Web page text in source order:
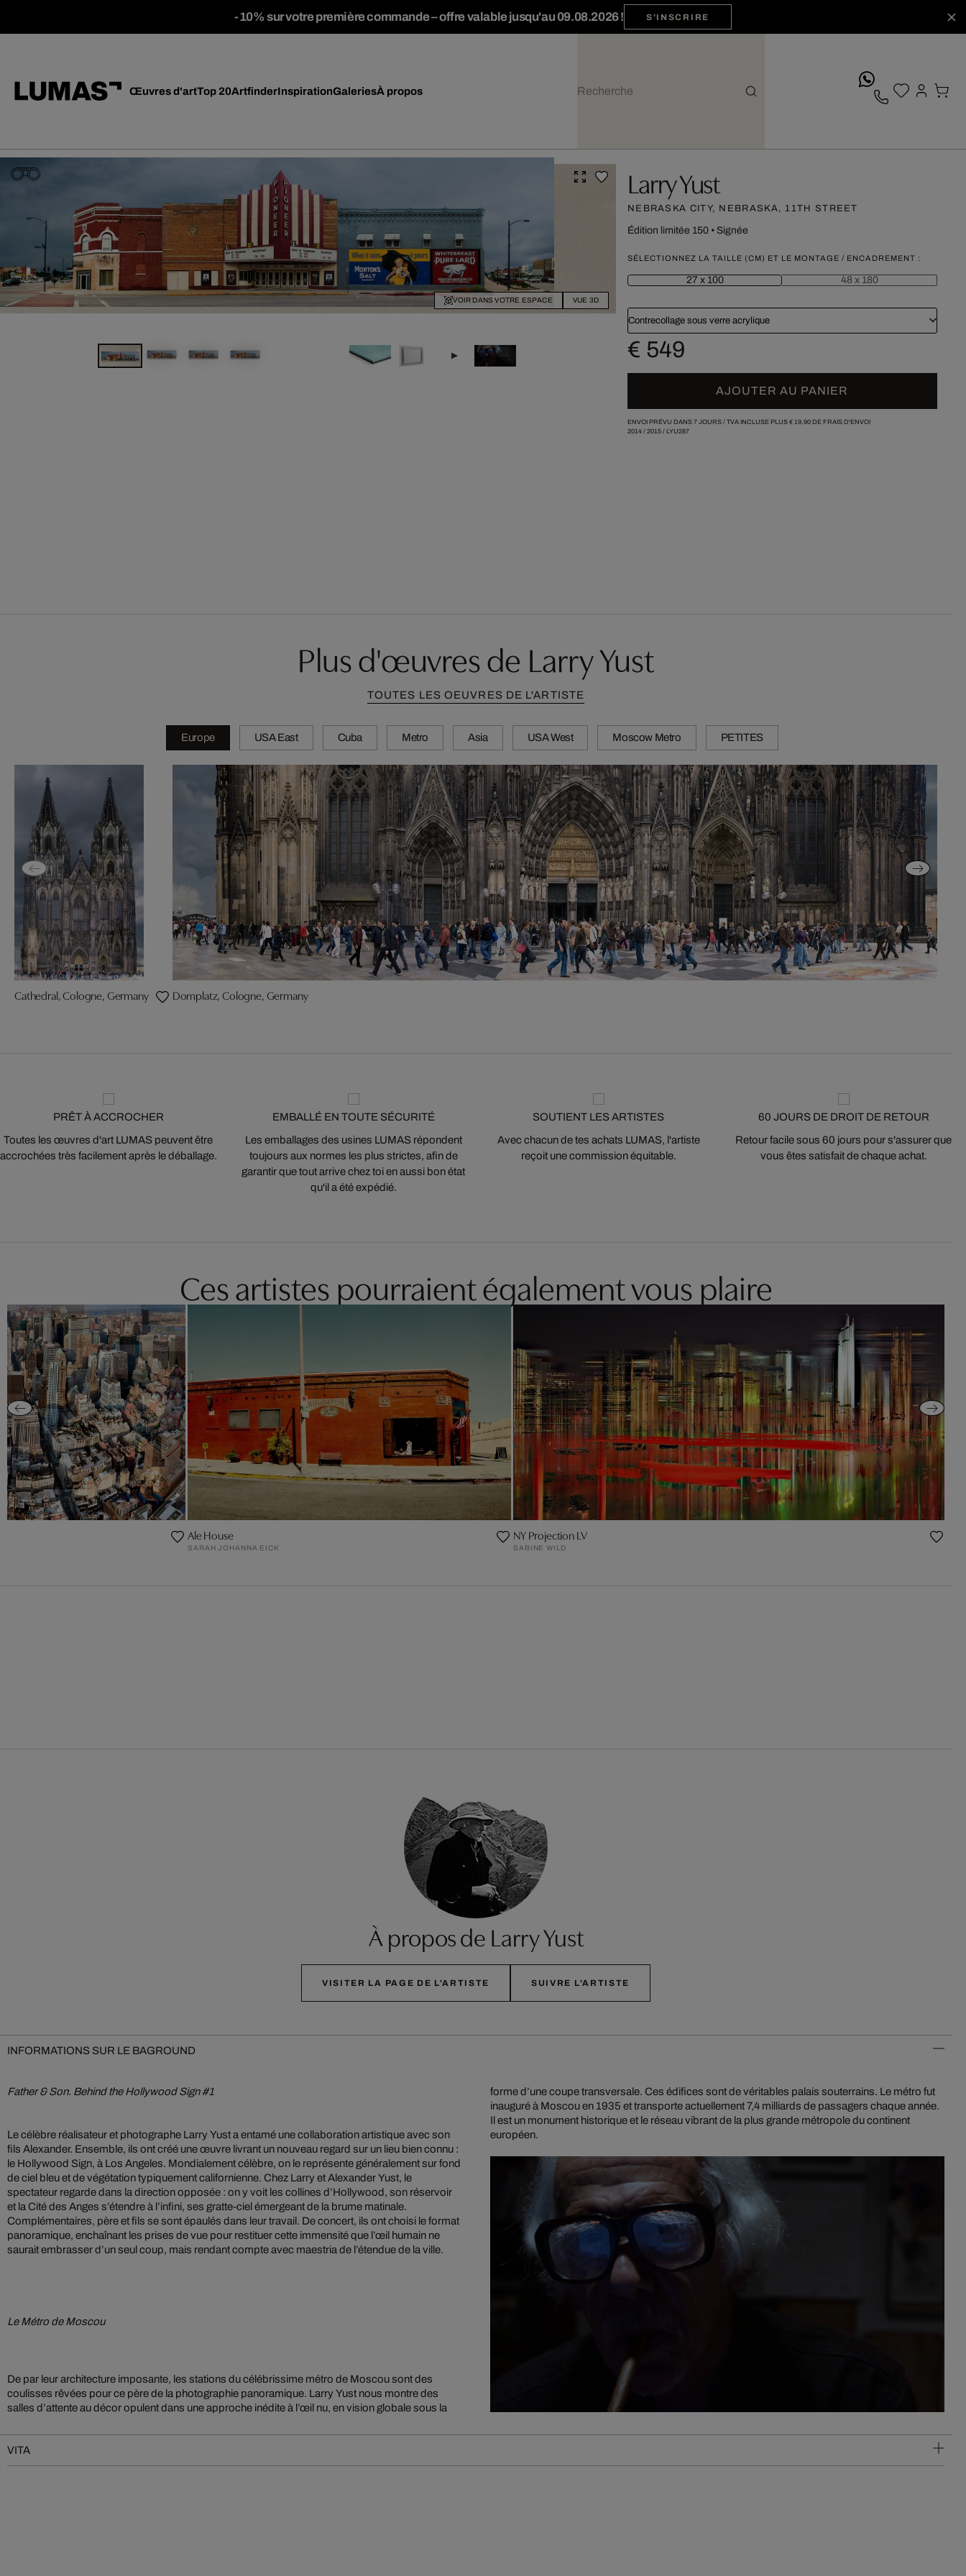
-10% sur votre première commande – offre valable jusqu'au 09.08.2026 ! S'INSCRIRE
Œuvres d'artTop 20ArtfinderInspirationGaleriesÀ propos
VOIR DANS VOTRE ESPACE VUE 3D
Larry Yust
NEBRASKA CITY, NEBRASKA, 11TH STREET
Édition limitée 150• Signée
SÉLECTIONNEZ LA TAILLE (CM) ET LE MONTAGE / ENCADREMENT :
27 x 100 48 x 180
Contrecollage sous verre acrylique
€ 549
AJOUTER AU PANIER
ENVOI PRÉVU DANS 7 JOURS / TVA INCLUSE PLUS € 19,90DE FRAIS D'ENVOI
2014/ 2015/ LYU287
Plus d'œuvres de Larry Yust
TOUTES LES OEUVRES DE L'ARTISTE
Europe USA East Cuba Metro Asia USA West Moscow Metro PETITES
Cathedral, Cologne, Germany Domplatz, Cologne, Germany
PRÊT À ACCROCHER
Toutes les œuvres d'art LUMAS peuvent être
accrochées très facilement après le déballage.
EMBALLÉ EN TOUTE SÉCURITÉ
Les emballages des usines LUMAS répondent
toujours aux normes les plus strictes, afin de
garantir que tout arrive chez toi en aussi bon état
qu'il a été expédié.
SOUTIENT LES ARTISTES
Avec chacun de tes achats LUMAS, l'artiste
reçoit une commission équitable.
60 JOURS DE DROIT DE RETOUR
Retour facile sous 60 jours pour s'assurer que
vous êtes satisfait de chaque achat.
Ces artistes pourraient également vous plaire
Ale House
SARAH JOHANNA EICK
NY Projection LV
SABINE WILD
À propos de Larry Yust
VISITER LA PAGE DE L'ARTISTE SUIVRE L'ARTISTE
INFORMATIONS SUR LE BAGROUND
Father & Son. Behind the Hollywood Sign #1
Le célèbre réalisateur et photographe Larry Yust a entamé une collaboration artistique avec son
fils Alexander. Ensemble, ils ont créé une œuvre livrant un nouveau regard sur un lieu bien connu :
le Hollywood Sign, à Los Angeles. Mondialement célèbre, on le représente généralement sur fond
de ciel bleu et de végétation typiquement californienne. Chez Larry et Alexander Yust, le
spectateur regarde dans la direction opposée : on y voit les collines d’Hollywood, son réservoir
et la Cité des Anges s’étendre à l’infini, ses gratte-ciel émergeant de la brume matinale.
Complémentaires, père et fils se sont épaulés dans leur travail. De concert, ils ont choisi le format
panoramique, enchaînant les prises de vue pour restituer cette immensité que l’œil humain ne
saurait embrasser d’un seul coup, mais rendant compte avec maestria de l’étendue de la ville.
Le Métro de Moscou
De par leur architecture imposante, les stations du célébrissime métro de Moscou sont des
coulisses rêvées pour ce père de la photographie panoramique. Larry Yust nous montre des
salles d’attente au décor opulent dans une approche inédite à l’œil nu, en vision globale sous la
forme d’une coupe transversale. Ces édifices sont de véritables palais souterrains. Le métro fut
inauguré à Moscou en 1935 et transporte actuellement 7,4 milliards de passagers chaque année.
Il est un monument historique et le réseau vibrant de la plus grande métropole du continent
européen.
VITA